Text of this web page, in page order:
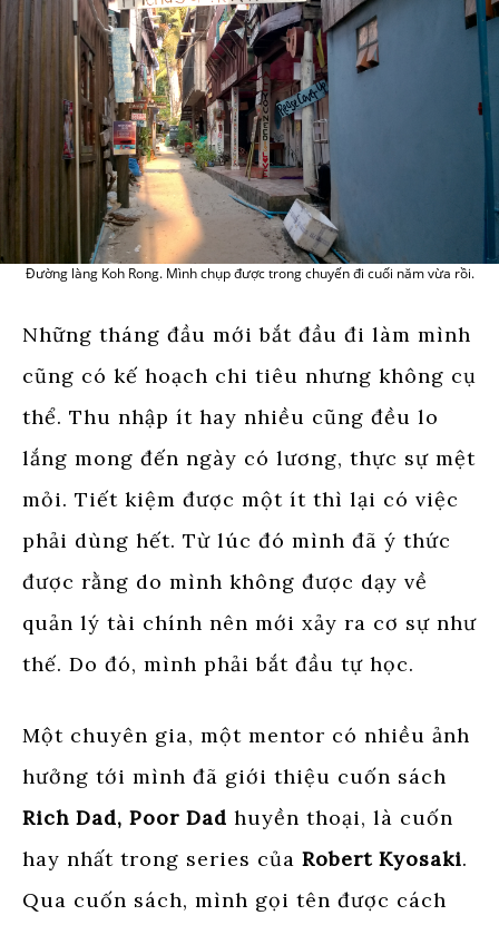
Đường làng Koh Rong. Mình chụp được trong chuyến đi cuối năm vừa rồi.
Những tháng đầu mới bắt đầu đi làm mình
cũng có kế hoạch chi tiêu nhưng không cụ
thể. Thu nhập ít hay nhiều cũng đều lo
lắng mong đến ngày có lương, thực sự mệt
mỏi. Tiết kiệm được một ít thì lại có việc
phải dùng hết. Từ lúc đó mình đã ý thức
được rằng do mình không được dạy về
quản lý tài chính nên mới xảy ra cơ sự như
thế. Do đó, mình phải bắt đầu tự học.
Một chuyên gia, một mentor có nhiều ảnh
hưởng tới mình đã giới thiệu cuốn sách
Rich Dad, Poor Dad huyền thoại, là cuốn
hay nhất trong series của Robert Kyosaki.
Qua cuốn sách, mình gọi tên được cách